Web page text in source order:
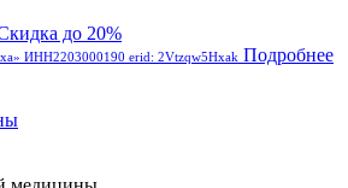
до 20%
ИНН2203000190 erid: 2Vtzqw5Hxak Подробнее